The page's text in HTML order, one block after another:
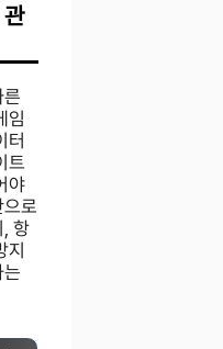
임
터
트
야
로
, 항
지